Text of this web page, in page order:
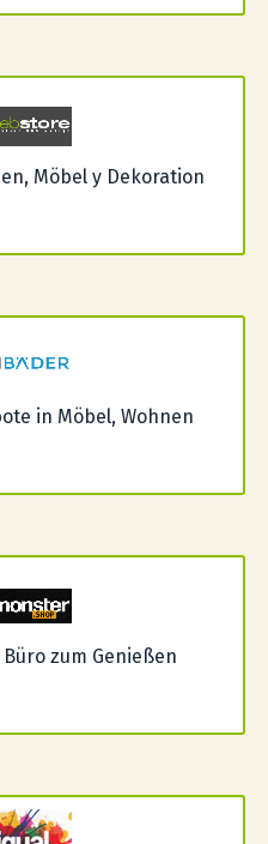
Möbel y Dekoration
in Möbel, Wohnen
zum Genießen